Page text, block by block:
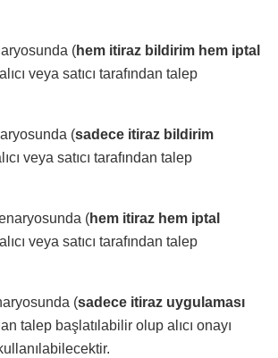
(hem itiraz bildirim hem iptal
veya satıcı tarafından talep
(sadece itiraz bildirim
veya satıcı tarafından talep
(hem itiraz hem iptal
veya satıcı tarafından talep
(sadece itiraz uygulaması
talep başlatılabilir olup alıcı onayı